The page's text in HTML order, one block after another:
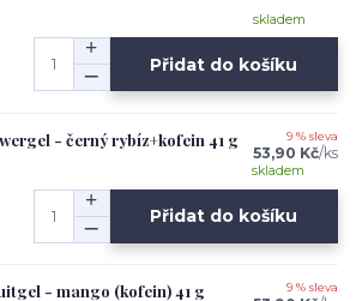
skladem
Přidat do košíku
- černý rybíz+kofein 41 g 9 % sleva
53,90 Kč/ks
skladem
Přidat do košíku
- mango (kofein) 41 g 9 % sleva